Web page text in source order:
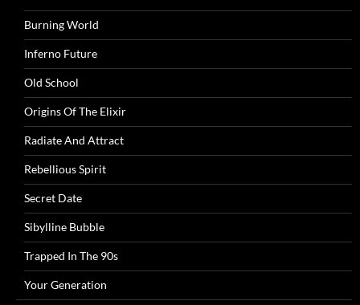
Burning World
Inferno Future
Old School
Origins Of The Elixir
Radiate And Attract
Rebellious Spirit
Secret Date
Sibylline Bubble
Trapped In The 90s
Your Generation